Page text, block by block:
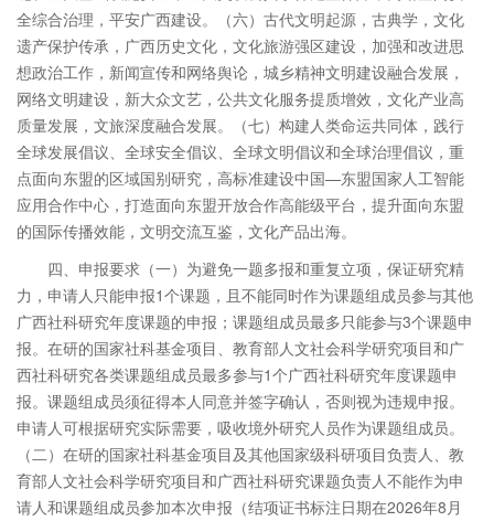
全综合治理，平安广西建设。（六）古代文明起源，古典学，文化
遗产保护传承，广西历史文化，文化旅游强区建设，加强和改进思
想政治工作，新闻宣传和网络舆论，城乡精神文明建设融合发展，
网络文明建设，新大众文艺，公共文化服务提质增效，文化产业高
质量发展，文旅深度融合发展。（七）构建人类命运共同体，践行
全球发展倡议、全球安全倡议、全球文明倡议和全球治理倡议，重
点面向东盟的区域国别研究，高标准建设中国—东盟国家人工智能
应用合作中心，打造面向东盟开放合作高能级平台，提升面向东盟
的国际传播效能，文明交流互鉴，文化产品出海。
四、申报要求（一）为避免一题多报和重复立项，保证研究精
力，申请人只能申报1个课题，且不能同时作为课题组成员参与其他
广西社科研究年度课题的申报；课题组成员最多只能参与3个课题申
报。在研的国家社科基金项目、教育部人文社会科学研究项目和广
西社科研究各类课题组成员最多参与1个广西社科研究年度课题申
报。课题组成员须征得本人同意并签字确认，否则视为违规申报。
申请人可根据研究实际需要，吸收境外研究人员作为课题组成员。
（二）在研的国家社科基金项目及其他国家级科研项目负责人、教
育部人文社会科学研究项目和广西社科研究课题负责人不能作为申
请人和课题组成员参加本次申报（结项证书标注日期在2026年8月